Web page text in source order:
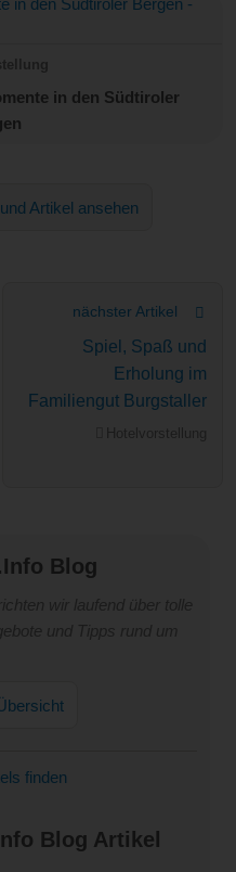
in den Südtiroler
Artikel ansehen
nächster Artikel
Spiel, Spaß und
Erholung im
Familiengut Burgstaller
Blog
finden
Blog Artikel